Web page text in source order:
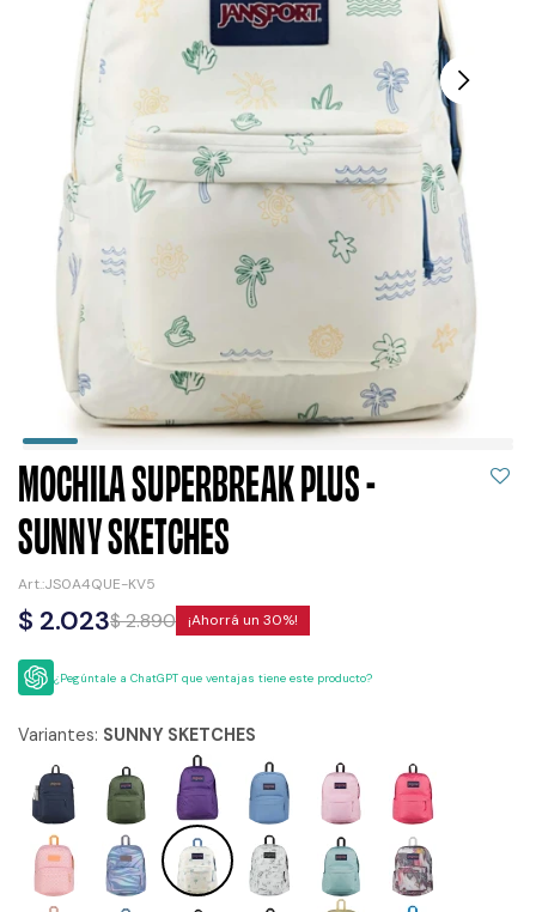
MOCHILA SUPERBREAK PLUS -
SUNNY SKETCHES
JS0A4QUE-KV5
$ 2.023$2.890 30
¿Pegúntale a ChatGPT que ventajas tiene este producto?
Variantes: SUNNY SKETCHES